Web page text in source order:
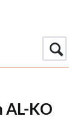
AL-KO